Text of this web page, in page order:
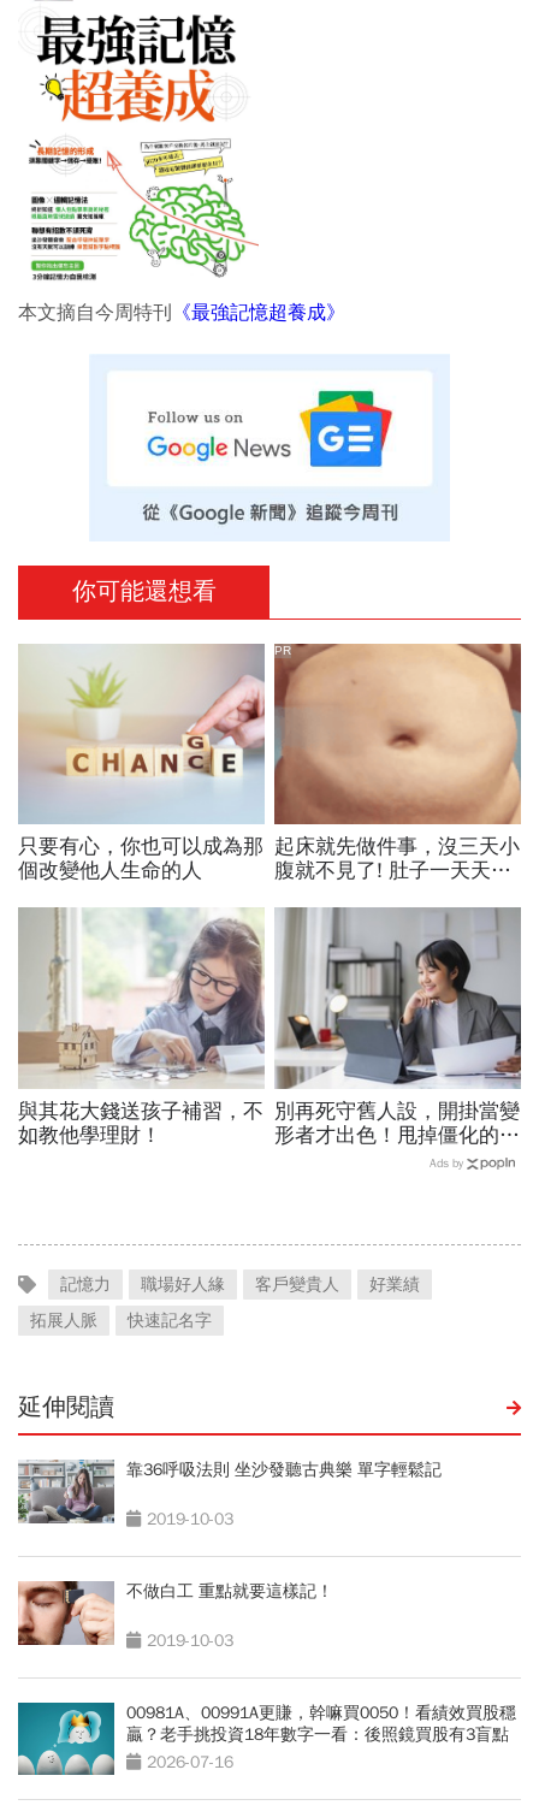
本文摘自今周特刊 《最強記憶超養成》
你可能還想看
只要有心，你也可以成為那
個改變他人生命的人
起床就先做件事，沒三天小
腹就不見了! 肚子一天天變
PR
與其花大錢送孩子補習，不
如教他學理財！
別再死守舊人設，開掛當變
形者才出色！甩掉僵化的
「做自己」，用「隨機應
Ads by
記憶力 職場好人緣 客戶變貴人
好業績
拓展人脈
快速記名字
延伸閱讀
靠36呼吸法則 坐沙發聽古典樂 單字輕鬆記
2019-10-03
不做白工 重點就要這樣記！
2019-10-03
00981A、00991A更賺，幹嘛買0050！看績效買股穩
贏？老手挑投資18年數字一看：後照鏡買股有3盲點
2026-07-16